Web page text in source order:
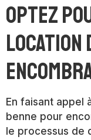
Optez
location
En faisant appel
benne pour
le processus de